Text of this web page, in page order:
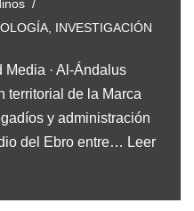
, INVESTIGACIÓN
Media · Al-Ándalus
territorial de la Marca
y administración
del Ebro entre… Leer